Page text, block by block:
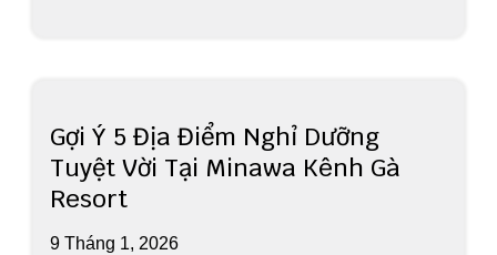
Gợi Ý 5 Địa Điểm Nghỉ Dưỡng
Tuyệt Vời Tại Minawa Kênh Gà
Resort
9 Tháng 1, 2026